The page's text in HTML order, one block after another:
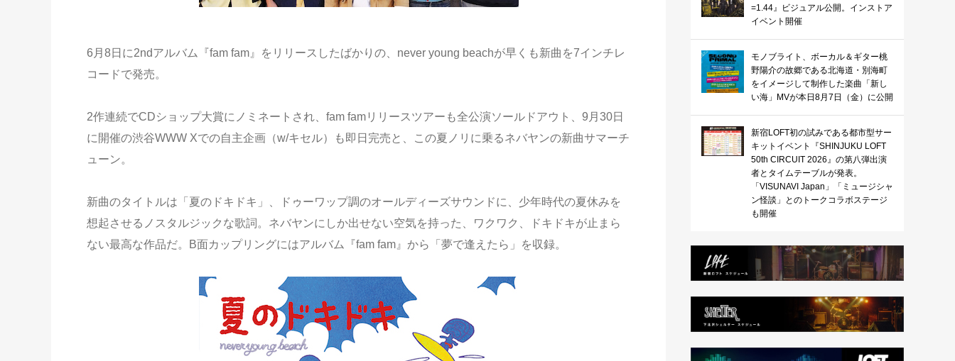
6月8日に2ndアルバム『fam fam』をリリースしたばかりの、never young beachが早くも新曲を7インチレ
コードで発売。
2作連続でCDショップ大賞にノミネートされ、fam famリリースツアーも全公演ソールドアウト、9月30日
に開催の渋谷WWW Xでの自主企画（w/キセル）も即日完売と、この夏ノリに乗るネバヤンの新曲サマーチ
ューン。
新曲のタイトルは「夏のドキドキ」、ドゥーワップ調のオールディーズサウンドに、少年時代の夏休みを
想起させるノスタルジックな歌詞。ネバヤンにしか出せない空気を持った、ワクワク、ドキドキが止まら
ない最高な作品だ。B面カップリングにはアルバム『fam fam』から「夢で逢えたら」を収録。
=1.44』ビジュアル公開。インストア
イベント開催
モノブライト、ボーカル＆ギター桃
野陽介の故郷である北海道・別海町
をイメージして制作した楽曲「新し
い海」MVが本日8月7日（金）に公開
新宿LOFT初の試みである都市型サー
キットイベント『SHINJUKU LOFT
50th CIRCUIT 2026』の第八弾出演
者とタイムテーブルが発表。
「VISUNAVI Japan」「ミュージシャ
ン怪談」とのトークコラボステージ
も開催